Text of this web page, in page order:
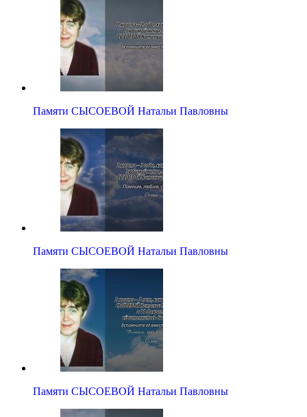
Памяти СЫСОЕВОЙ Натальи Павловны
Памяти СЫСОЕВОЙ Натальи Павловны
Памяти СЫСОЕВОЙ Натальи Павловны